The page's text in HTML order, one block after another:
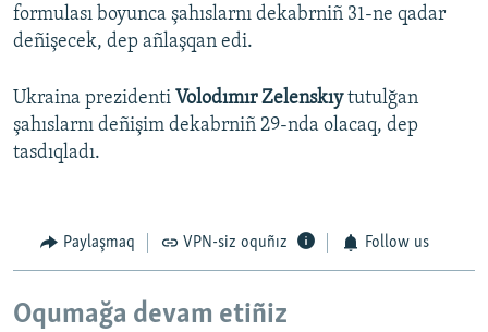
formulası boyunca şahıslarnı dekabrniñ 31-ne qadar
deñişecek, dep añlaşqan edi.
Ukraina prezidenti Volodımır Zelenskıytutulğan
şahıslarnı deñişim dekabrniñ 29-nda olacaq, dep
tasdıqladı.
Paylaşmaq VPN-siz oquñız Follow us
Oqumağa devam etiñiz